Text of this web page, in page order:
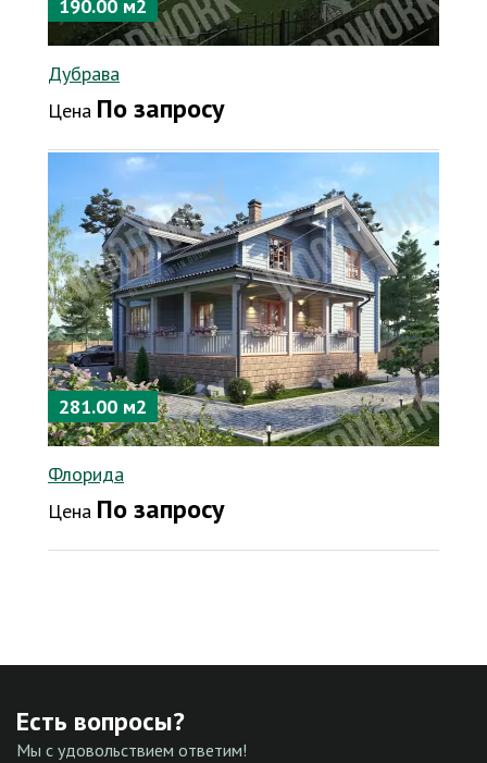
190.00 м2
Дубрава
Цена По запросу
281.00 м2
Флорида
Цена По запросу
Есть вопросы?
Мы с удовольствием ответим!